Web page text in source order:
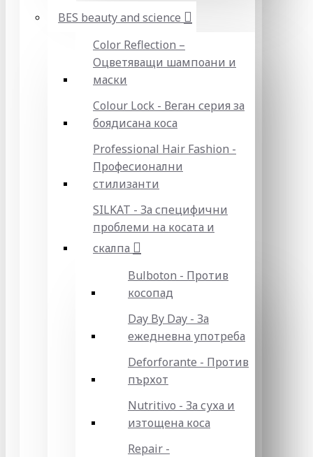
BES beauty and science
Color Reflection –
Оцветяващи шампоани и
маски
Colour Lock - Веган серия за
боядисана коса
Professional Hair Fashion -
Професионални
стилизанти
SILKAT - За специфични
проблеми на косата и
скалпа
Bulboton - Против
косопад
Day By Day - За
ежедневна употреба
Deforforante - Против
пърхот
Nutritivo - За суха и
изтощена коса
Repair -